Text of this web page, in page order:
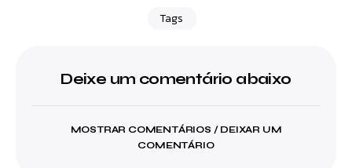
Tags
Deixe um comentário abaixo
MOSTRAR COMENTÁRIOS / DEIXAR UM
COMENTÁRIO